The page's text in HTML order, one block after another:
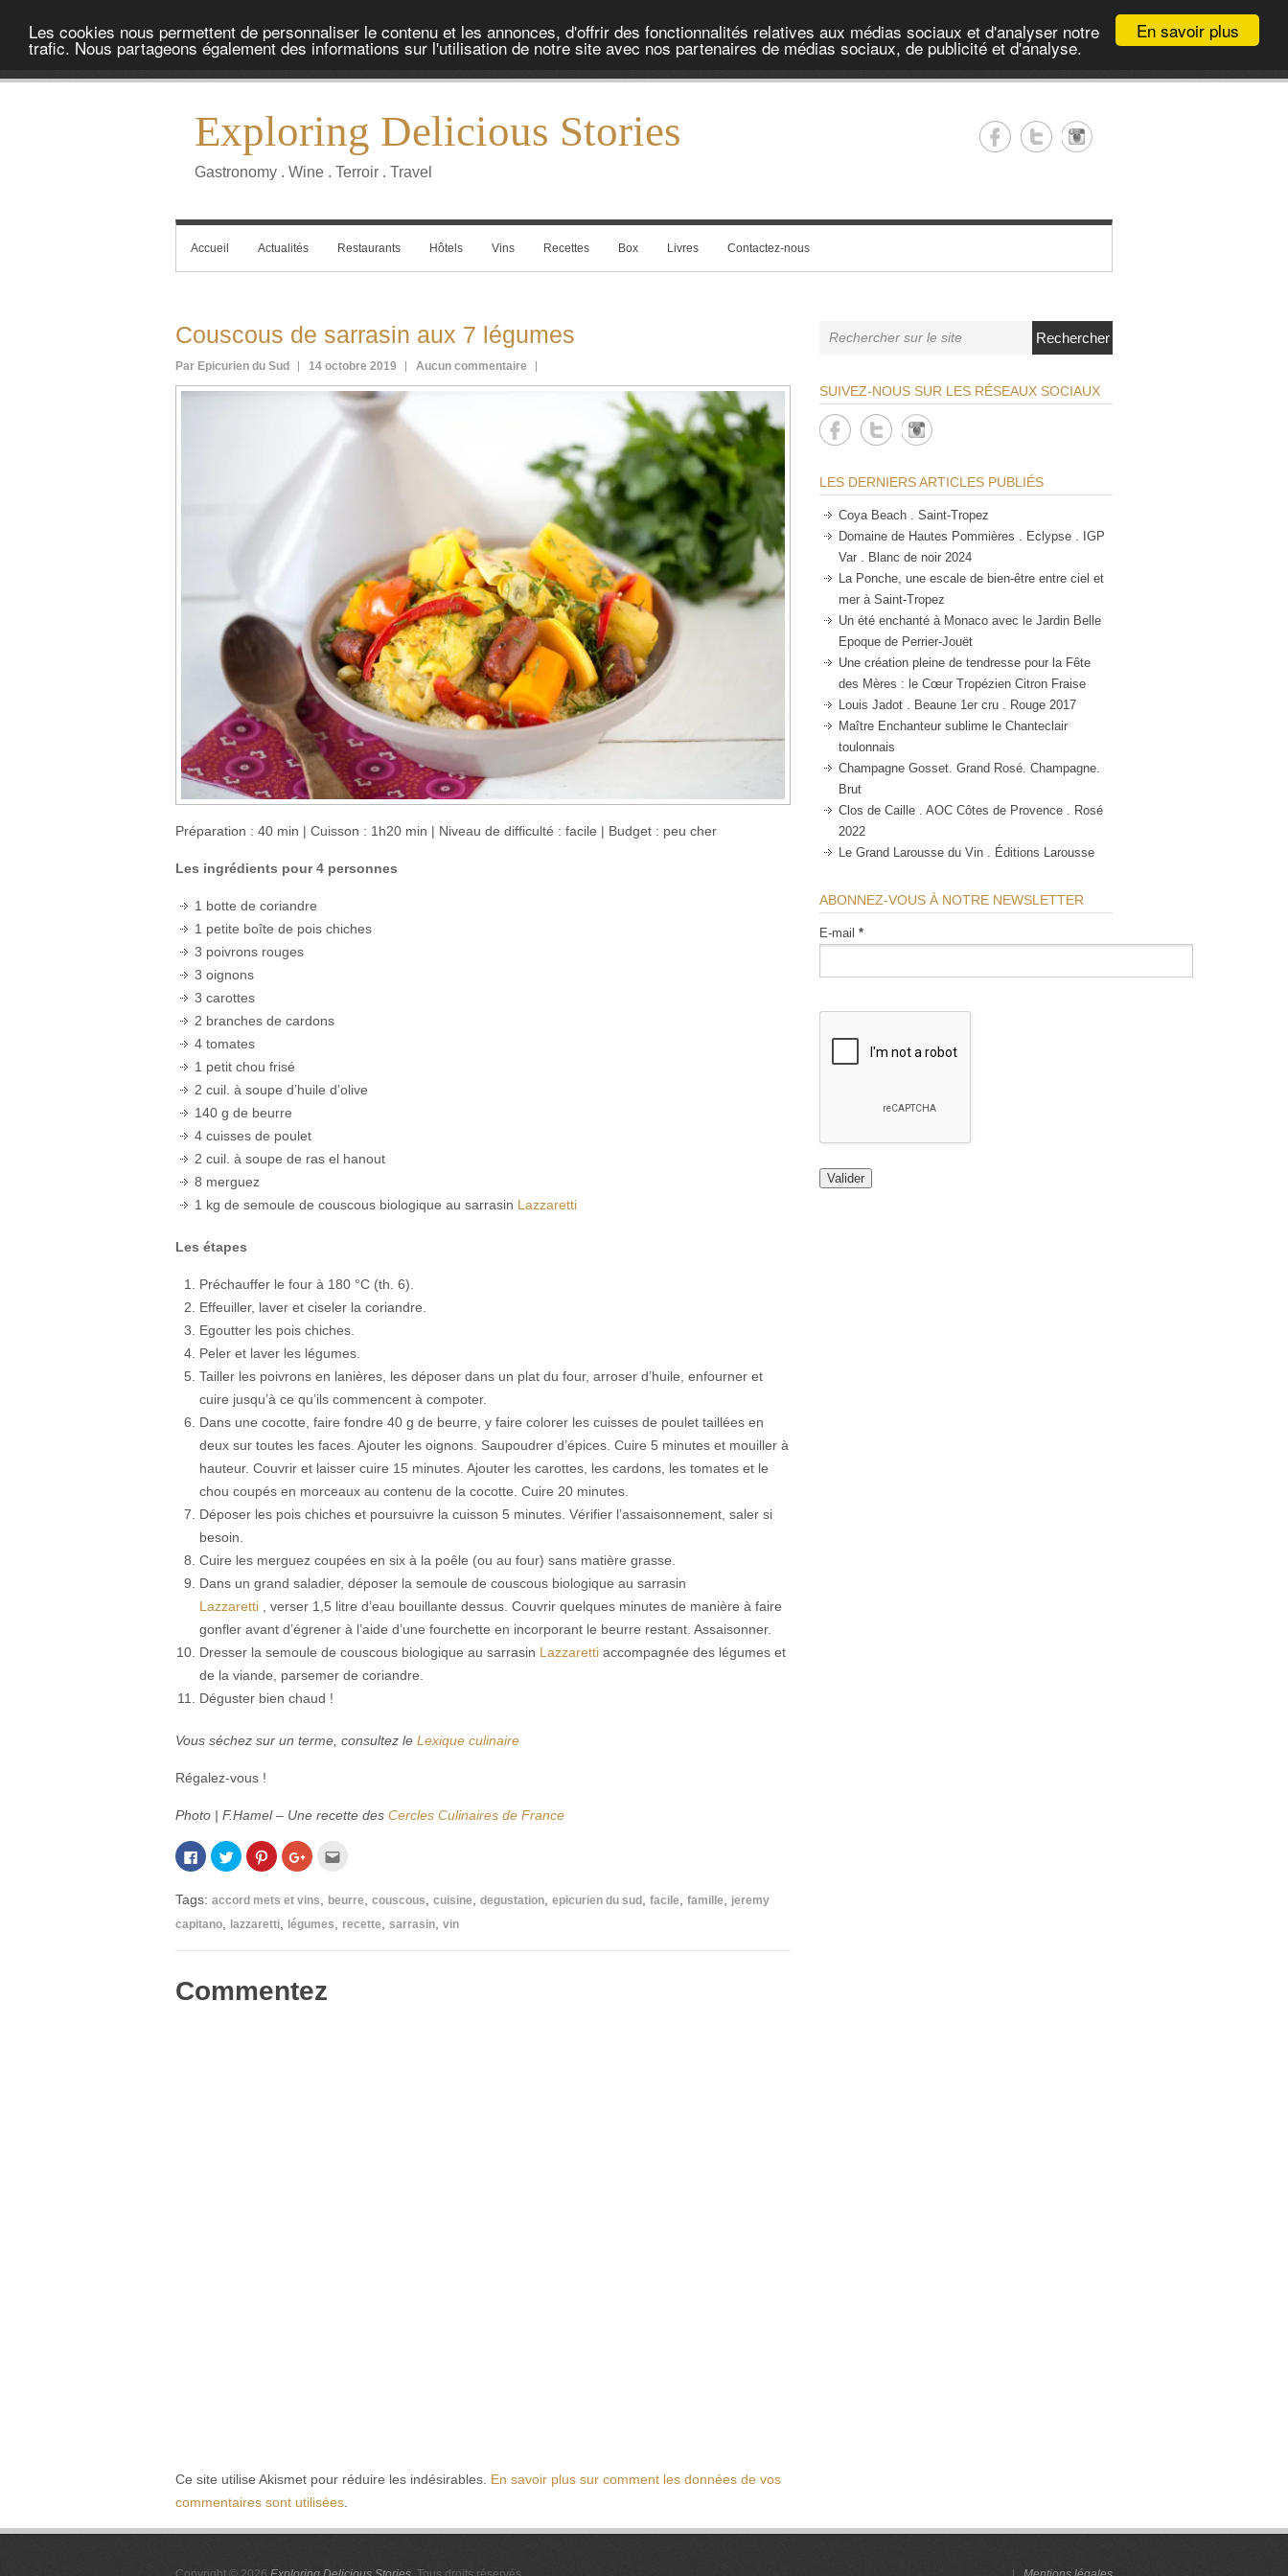
En savoir plus
Les cookies nous permettent de personnaliser le contenu et les annonces, d'offrir des fonctionnalités relatives aux médias sociaux et d'analyser notre
trafic. Nous partageons également des informations sur l'utilisation de notre site avec nos partenaires de médias sociaux, de publicité et d'analyse.
Exploring Delicious Stories
Gastronomy . Wine . Terroir . Travel
Accueil Actualités Restaurants Hôtels Vins Recettes Box Livres Contactez-nous
Couscous de sarrasin aux 7 légumes
Par Epicurien du Sud 14 octobre 2019 Aucun commentaire
Préparation : 40 min | Cuisson : 1h20 min | Niveau de difficulté : facile | Budget : peu cher
Les ingrédients pour 4 personnes
1 botte de coriandre
1 petite boîte de pois chiches
3 poivrons rouges
3 oignons
3 carottes
2 branches de cardons
4 tomates
1 petit chou frisé
2 cuil. à soupe d’huile d’olive
140 g de beurre
4 cuisses de poulet
2 cuil. à soupe de ras el hanout
8 merguez
1 kg de semoule de couscous biologique au sarrasin Lazzaretti
Les étapes
Préchauffer le four à 180 °C (th. 6).
Effeuiller, laver et ciseler la coriandre.
Egoutter les pois chiches.
Peler et laver les légumes.
Tailler les poivrons en lanières, les déposer dans un plat du four, arroser d’huile, enfourner et
cuire jusqu’à ce qu’ils commencent à compoter.
Dans une cocotte, faire fondre 40 g de beurre, y faire colorer les cuisses de poulet taillées en
deux sur toutes les faces. Ajouter les oignons. Saupoudrer d’épices. Cuire 5 minutes et mouiller à
hauteur. Couvrir et laisser cuire 15 minutes. Ajouter les carottes, les cardons, les tomates et le
chou coupés en morceaux au contenu de la cocotte. Cuire 20 minutes.
Déposer les pois chiches et poursuivre la cuisson 5 minutes. Vérifier l’assaisonnement, saler si
besoin.
Cuire les merguez coupées en six à la poêle (ou au four) sans matière grasse.
Dans un grand saladier, déposer la semoule de couscous biologique au sarrasin
Lazzaretti , verser 1,5 litre d’eau bouillante dessus. Couvrir quelques minutes de manière à faire
gonfler avant d’égrener à l’aide d’une fourchette en incorporant le beurre restant. Assaisonner.
Dresser la semoule de couscous biologique au sarrasin Lazzaretti accompagnée des légumes et
de la viande, parsemer de coriandre.
Déguster bien chaud !
Vous séchez sur un terme, consultez le Lexique culinaire
Régalez-vous !
Photo | F.Hamel – Une recette des Cercles Culinaires de France
Cliquez
pour
partager
Facebook(ouvre
une
nouvelle
Cliquez
pour
partager
Twitter(ouvre
une
nouvelle
Cliquez
pour
partager
Pinterest(ouvre
une
nouvelle
Cliquez
pour
Google+
(ouvre
dans
une
fenêtre)
e-
à
un
dans
Tags: accord mets et vins beurre couscous cuisine degustation epicurien du sud facile famille
jeremy
capitano
lazzaretti légumes recette sarrasin vin
Commentez
Ce site utilise Akismet pour réduire les indésirables. En savoir plus sur comment les données de vos
commentaires sont utilisées
Rechercher
SUIVEZ-NOUS SUR LES RÉSEAUX SOCIAUX
LES DERNIERS ARTICLES PUBLIÉS
Coya Beach . Saint-Tropez
Domaine de Hautes Pommières . Eclypse . IGP
Var . Blanc de noir 2024
La Ponche, une escale de bien-être entre ciel et
mer à Saint-Tropez
Un été enchanté à Monaco avec le Jardin Belle
Epoque de Perrier-Jouët
Une création pleine de tendresse pour la Fête
des Mères : le Cœur Tropézien Citron Fraise
Louis Jadot . Beaune 1er cru . Rouge 2017
Maître Enchanteur sublime le Chanteclair
toulonnais
Champagne Gosset. Grand Rosé. Champagne.
Brut
Clos de Caille . AOC Côtes de Provence . Rosé
2022
Le Grand Larousse du Vin . Éditions Larousse
ABONNEZ-VOUS À NOTRE NEWSLETTER
E-mail *